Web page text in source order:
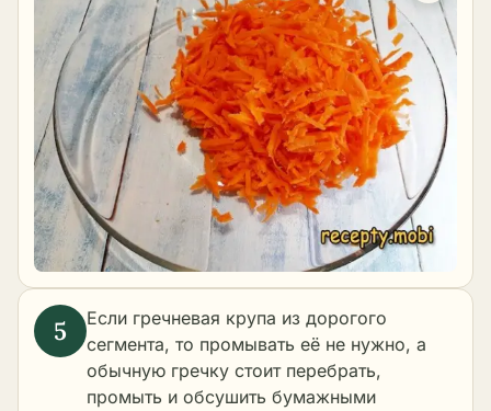
Если гречневая крупа из дорогого
сегмента, то промывать её не нужно, а
обычную гречку стоит перебрать,
промыть и обсушить бумажными